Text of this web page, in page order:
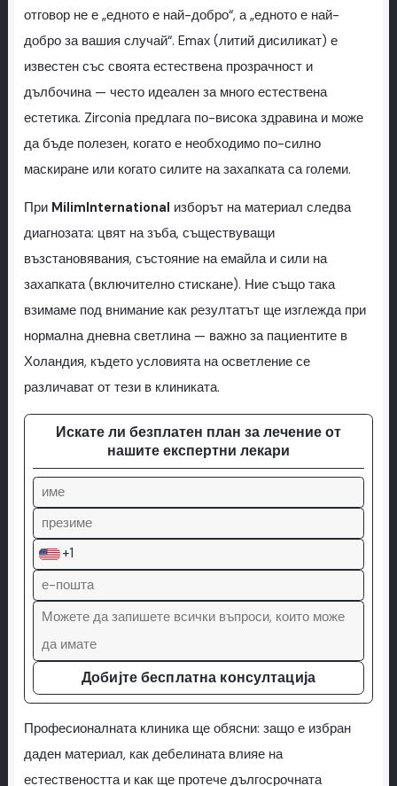
отговор не е „едното е най-добро“, а „едното е най-
добро за вашия случай“. Emax (литий дисиликат) е
известен със своята естествена прозрачност и
дълбочина — често идеален за много естествена
естетика. Zirconia предлага по-висока здравина и може
да бъде полезен, когато е необходимо по-силно
маскиране или когато силите на захапката са големи.
При MilimInternational изборът на материал следва
диагнозата: цвят на зъба, съществуващи
възстановявания, състояние на емайла и сили на
захапката (включително стискане). Ние също така
взимаме под внимание как резултатът ще изглежда при
нормална дневна светлина — важно за пациентите в
Холандия, където условията на осветление се
различават от тези в клиниката.
Искате ли безплатен план за лечение от
нашите експертни лекари
+1
Добијте бесплатна консултација
Професионалната клиника ще обясни: защо е избран
даден материал, как дебелината влияе на
естествеността и как ще протече дългосрочната